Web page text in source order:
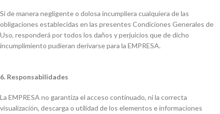
Si de manera negligente o dolosa incumpliera cualquiera de las
obligaciones establecidas en las presentes Condiciones Generales de
Uso, responderá por todos los daños y perjuicios que de dicho
incumplimiento pudieran derivarse para la EMPRESA.
6. Responsabilidades
La EMPRESA no garantiza el acceso continuado, ni la correcta
visualización, descarga o utilidad de los elementos e informaciones